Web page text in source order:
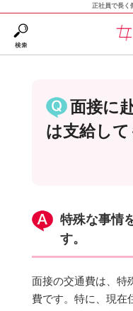
正社員で長く
面接に
は支給し
特殊な事情
す。
面接の交通費は、特
費です。特に、現在